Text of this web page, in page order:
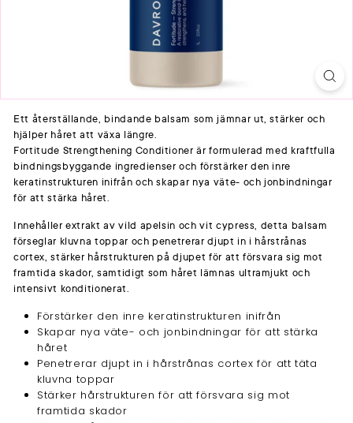
Ett återställande, bindande balsam som jämnar ut, stärker och
hjälper håret att växa längre.
Fortitude Strengthening Conditioner är formulerad med kraftfulla
bindningsbyggande ingredienser och förstärker den inre
keratinstrukturen inifrån och skapar nya väte- och jonbindningar
för att stärka håret.
Innehåller extrakt av vild apelsin och vit cypress, detta balsam
förseglar kluvna toppar och penetrerar djupt in i hårstrånas
cortex, stärker hårstrukturen på djupet för att försvara sig mot
framtida skador, samtidigt som håret lämnas ultramjukt och
intensivt konditionerat.
Förstärker den inre keratinstrukturen inifrån
Skapar nya väte- och jonbindningar för att stärka
håret
Penetrerar djupt in i hårstrånas cortex för att täta
kluvna toppar
Stärker hårstrukturen för att försvara sig mot
framtida skador